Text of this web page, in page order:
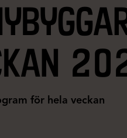
för hela veckan